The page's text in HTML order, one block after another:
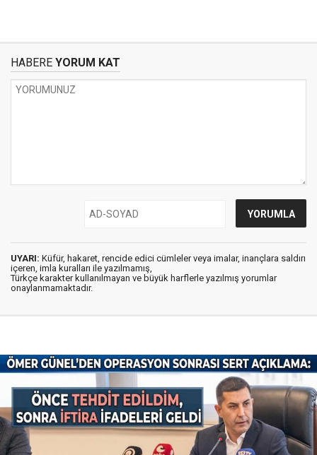
HABERE YORUM KAT
UYARI: Küfür, hakaret, rencide edici cümleler veya imalar, inançlara saldırı
içeren, imla kuralları ile yazılmamış,
Türkçe karakter kullanılmayan ve büyük harflerle yazılmış yorumlar
onaylanmamaktadır.